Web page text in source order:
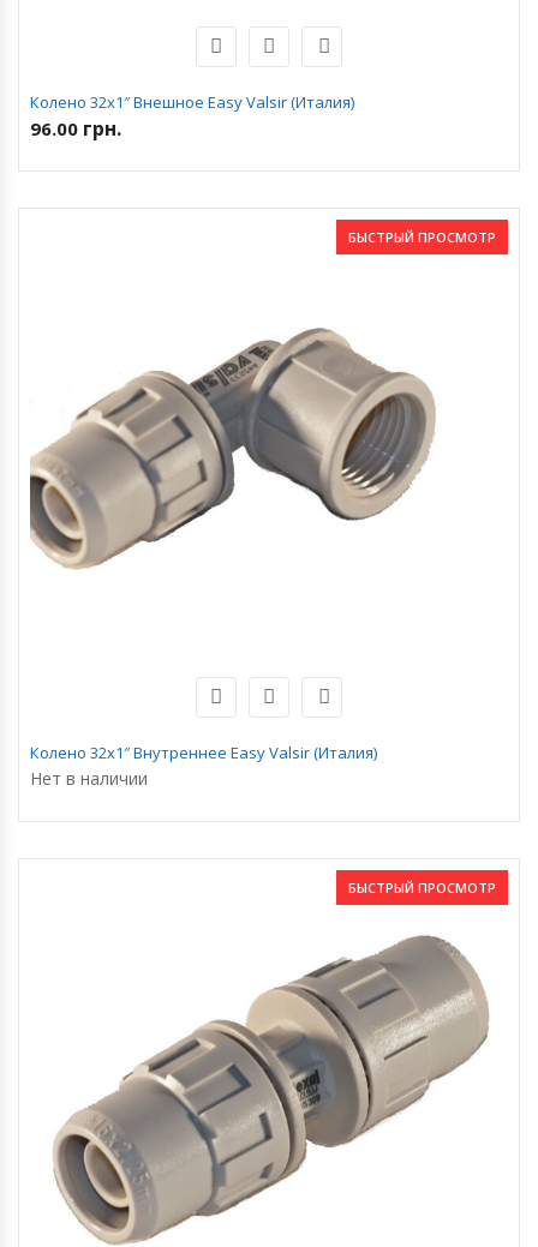
Колено 32х1″ Внешное Easy Valsir (Италия)
96.00 грн.
БЫСТРЫЙ ПРОСМОТР
Колено 32х1″ Внутреннее Easy Valsir (Италия)
Нет в наличии
БЫСТРЫЙ ПРОСМОТР